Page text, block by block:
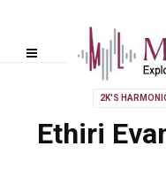
2K'S
Ethiri